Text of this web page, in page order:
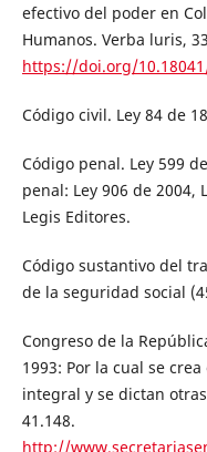
efectivo del poder en
Humanos. Verba luris,
https://doi.org/
Código civil. Ley 84 de
Código penal. Ley 599
penal: Ley 906 de 2004,
Legis Editores.
Código sustantivo del
de la seguridad social
Congreso de la
1993: Por la cual se
integral y se dictan
41.148.
http://